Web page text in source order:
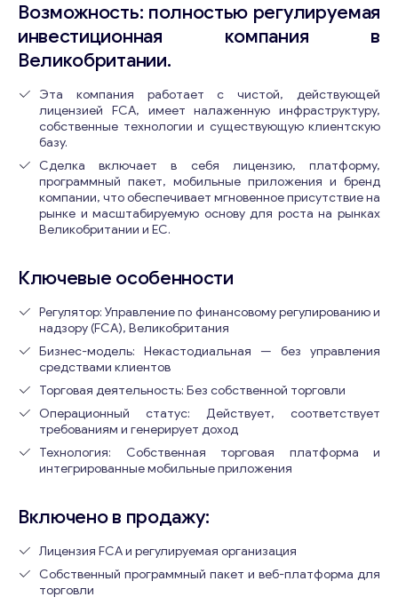
Возможность: полностью регулируемая
инвестиционная компания в
Великобритании.
Эта компания работает с чистой, действующей
лицензией FCA, имеет налаженную инфраструктуру,
собственные технологии и существующую клиентскую
базу.
Сделка включает в себя лицензию, платформу,
программный пакет, мобильные приложения и бренд
компании, что обеспечивает мгновенное присутствие на
рынке и масштабируемую основу для роста на рынках
Великобритании и ЕС.
Ключевые особенности
Регулятор: Управление по финансовому регулированию и
надзору (FCA), Великобритания
Бизнес-модель: Некастодиальная — без управления
средствами клиентов
Торговая деятельность: Без собственной торговли
Операционный статус: Действует, соответствует
требованиям и генерирует доход
Технология: Собственная торговая платформа и
интегрированные мобильные приложения
Включено в продажу:
Лицензия FCA и регулируемая организация
Собственный программный пакет и веб-платформа для
торговли